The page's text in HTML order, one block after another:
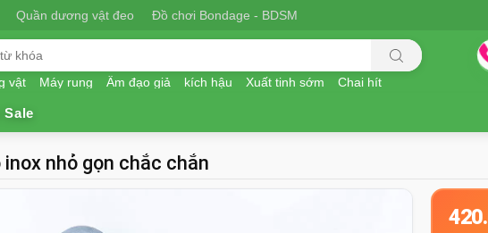
Quần dương vật đeo Đồ chơi Bondage - BDSM
vật Máy rung Âm đạo giả kích hậu Xuất tinh sớm Chai hít
Sale
nhỏ gọn chắc chắn